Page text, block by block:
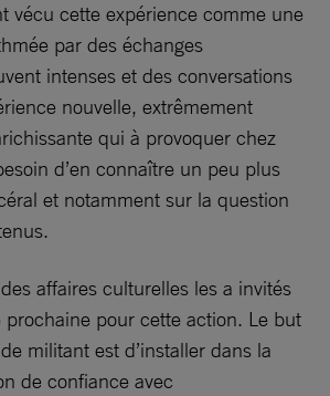
vécu cette expérience comme une
par des échanges
intenses et des conversations
nouvelle, extrêmement
qui à provoquer chez
d’en connaître un peu plus
et notamment sur la question
affaires culturelles les a invités
prochaine pour cette action. Le but
militant est d’installer dans la
de confiance avec